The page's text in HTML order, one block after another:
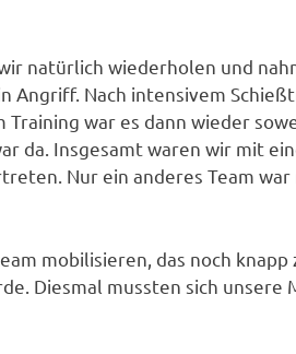
natürlich wiederholen und
Angriff. Nach intensivem
war es dann wieder
da. Insgesamt waren wir mit
Nur ein anderes Team war
mobilisieren, das noch knapp
Diesmal mussten sich unsere